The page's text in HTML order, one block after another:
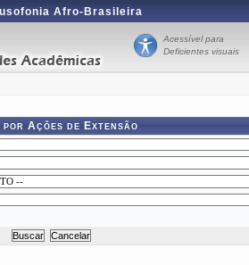
Afro-Brasileira
Acessível para
Deficientes visuais
por Ações de Extensão